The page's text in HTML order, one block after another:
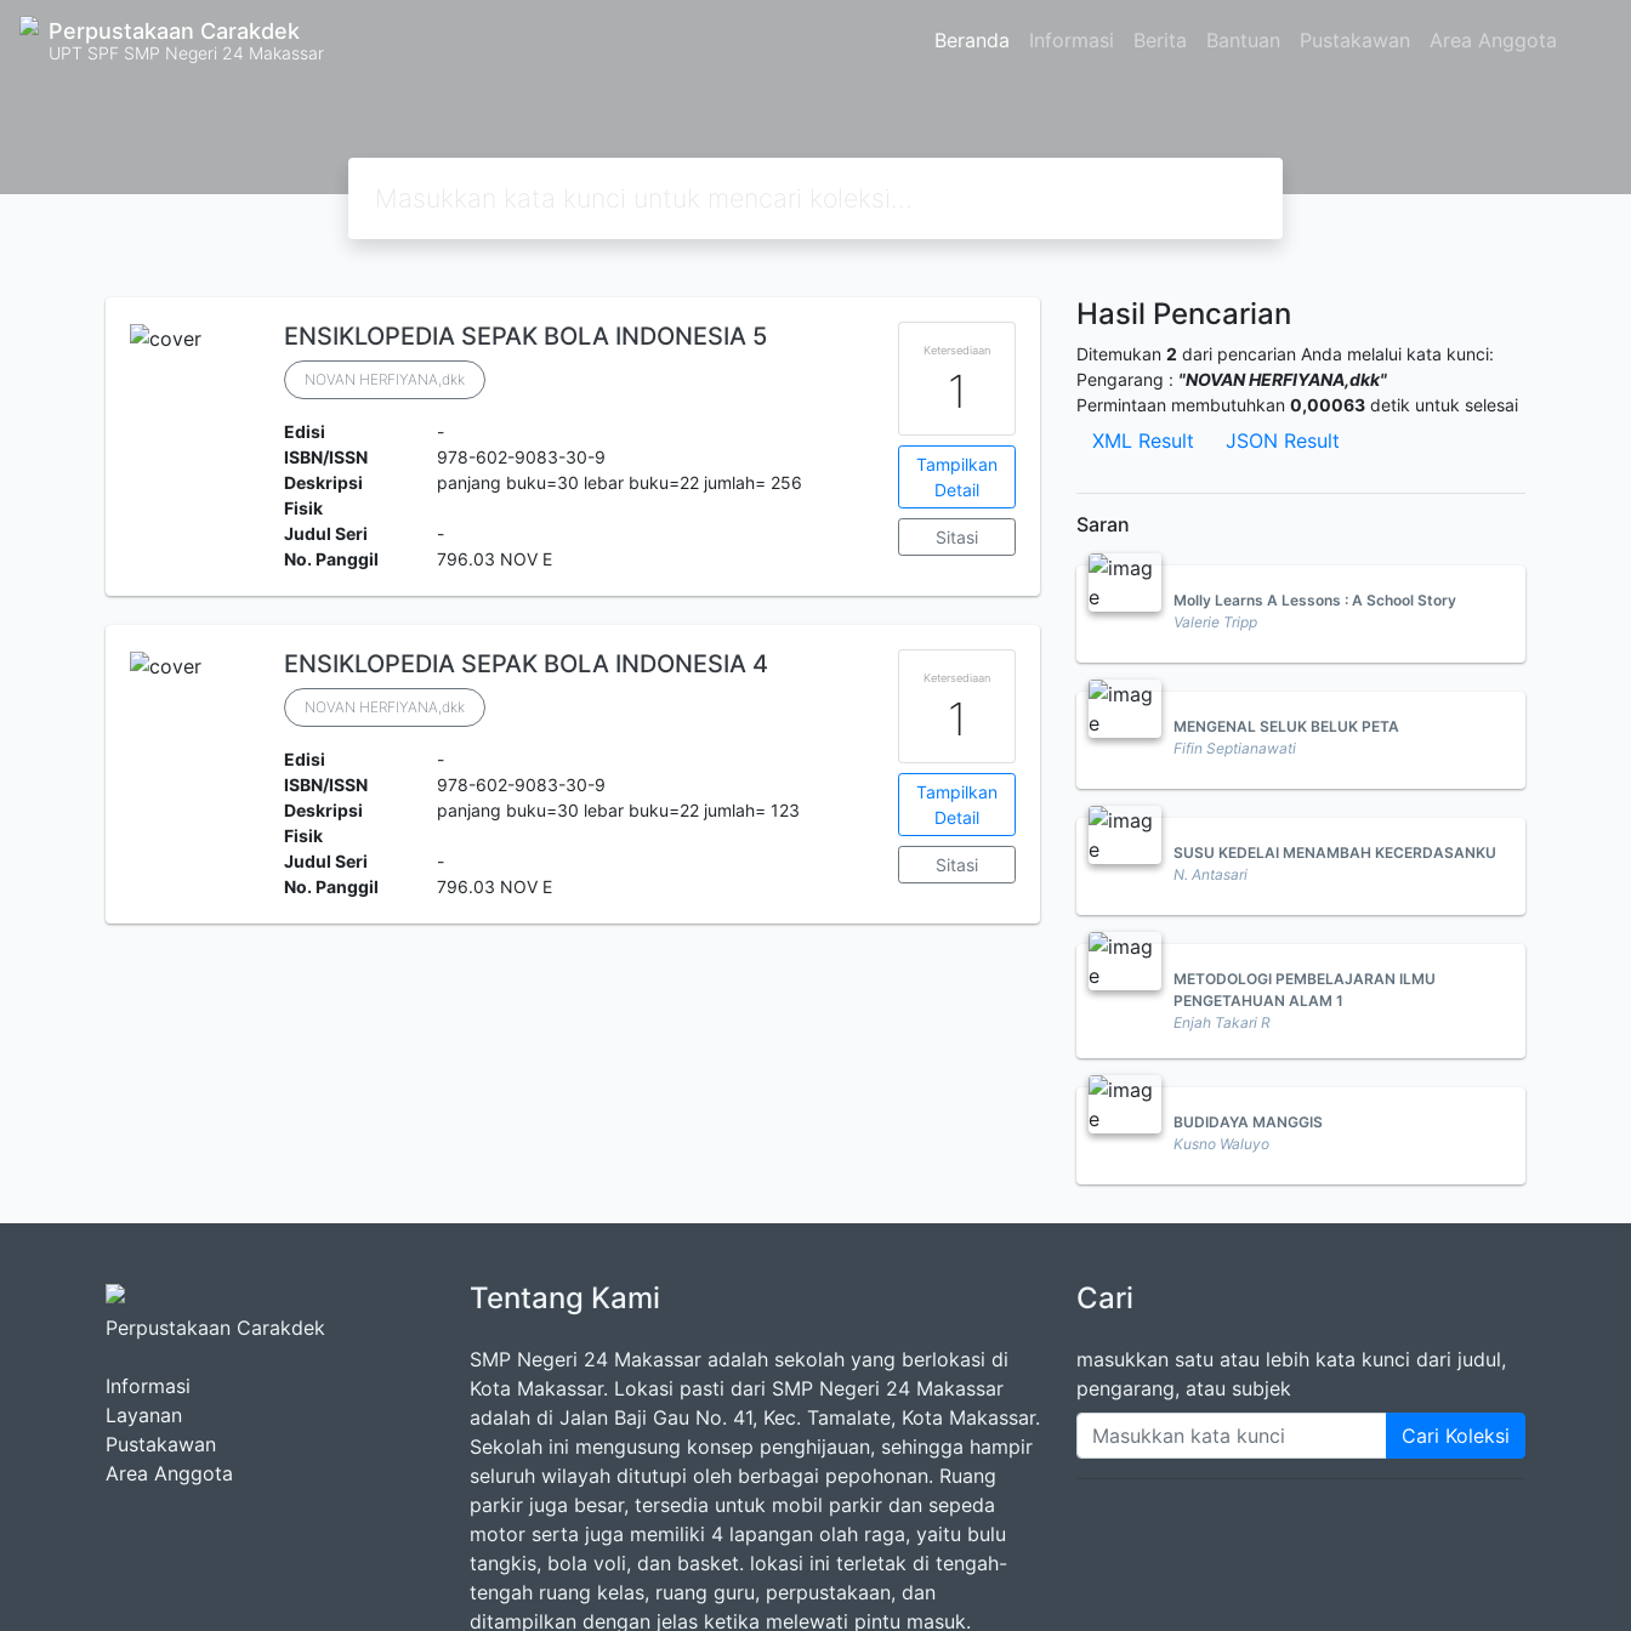
Perpustakaan Carakdek
UPT SPF SMP Negeri 24 Makassar Beranda Informasi Berita Bantuan Pustakawan Area Anggota
ENSIKLOPEDIA SEPAK BOLA INDONESIA 5
NOVAN HERFIYANA,dkk
Edisi
-
ISBN/ISSN
978-602-9083-30-9
Deskripsi
Fisik
panjang buku=30 lebar buku=22 jumlah= 256
Judul Seri
-
No. Panggil
796.03 NOV E
Ketersediaan
1
Tampilkan
Detail
Sitasi
ENSIKLOPEDIA SEPAK BOLA INDONESIA 4
NOVAN HERFIYANA,dkk
Edisi
-
ISBN/ISSN
978-602-9083-30-9
Deskripsi
Fisik
panjang buku=30 lebar buku=22 jumlah= 123
Judul Seri
-
No. Panggil
796.03 NOV E
Ketersediaan
1
Tampilkan
Detail
Sitasi
Hasil Pencarian
Ditemukan 2 dari pencarian Anda melalui kata kunci:
Pengarang : "NOVAN HERFIYANA,dkk"
Permintaan membutuhkan 0,00063 detik untuk selesai
XML Result JSON Result
Saran
Molly Learns A Lessons : A School Story
Valerie Tripp
MENGENAL SELUK BELUK PETA
Fifin Septianawati
SUSU KEDELAI MENAMBAH KECERDASANKU
N. Antasari
METODOLOGI PEMBELAJARAN ILMU
PENGETAHUAN ALAM 1
Enjah Takari R
BUDIDAYA MANGGIS
Kusno Waluyo
Perpustakaan Carakdek
Informasi
Layanan
Pustakawan
Area Anggota
Tentang Kami
SMP Negeri 24 Makassar adalah sekolah yang berlokasi di
Kota Makassar. Lokasi pasti dari SMP Negeri 24 Makassar
adalah di Jalan Baji Gau No. 41, Kec. Tamalate, Kota Makassar.
Sekolah ini mengusung konsep penghijauan, sehingga hampir
seluruh wilayah ditutupi oleh berbagai pepohonan. Ruang
parkir juga besar, tersedia untuk mobil parkir dan sepeda
motor serta juga memiliki 4 lapangan olah raga, yaitu bulu
tangkis, bola voli, dan basket. lokasi ini terletak di tengah-
tengah ruang kelas, ruang guru, perpustakaan, dan
ditampilkan dengan jelas ketika melewati pintu masuk.
Cari
masukkan satu atau lebih kata kunci dari judul,
pengarang, atau subjek
Cari Koleksi